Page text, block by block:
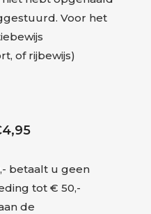
Voor het
of rijbewijs)
betaalt u geen
tot € 50,-
de